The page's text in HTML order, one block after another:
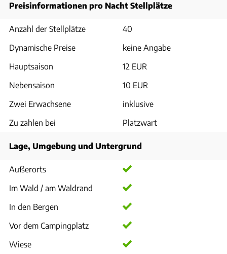
Preisinformationen pro Nacht Stellplätze
Anzahl der Stellplätze
40
Dynamische Preise
keine Angabe
Hauptsaison
12 EUR
Nebensaison
10 EUR
Zwei Erwachsene
inklusive
Zu zahlen bei
Platzwart
Lage, Umgebung und Untergrund
Außerorts
Im Wald / am Waldrand
In den Bergen
Vor dem Campingplatz
Wiese